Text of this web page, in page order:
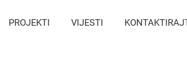
PROJEKTI VIJESTI